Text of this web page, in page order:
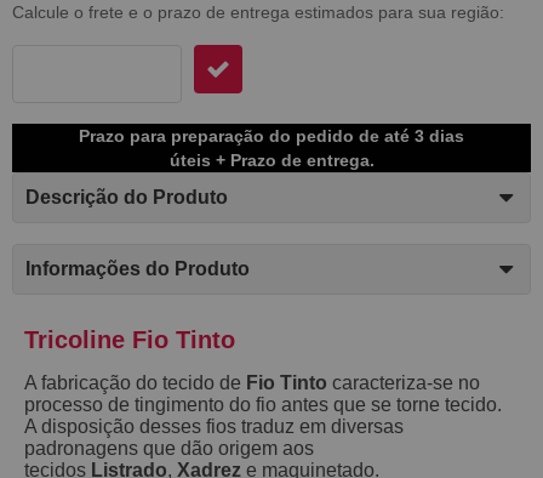
Calcule o frete e o prazo de entrega estimados para sua região:
Prazo para preparação do pedido de até 3 dias
úteis + Prazo de entrega.
Descrição do Produto
Informações do Produto
Tricoline Fio Tinto
A fabricação do tecido de Fio Tinto caracteriza-se no
processo de tingimento do fio antes que se torne tecido.
A disposição desses fios traduz em diversas
padronagens que dão origem aos
tecidos Listrado, Xadrez e maquinetado.